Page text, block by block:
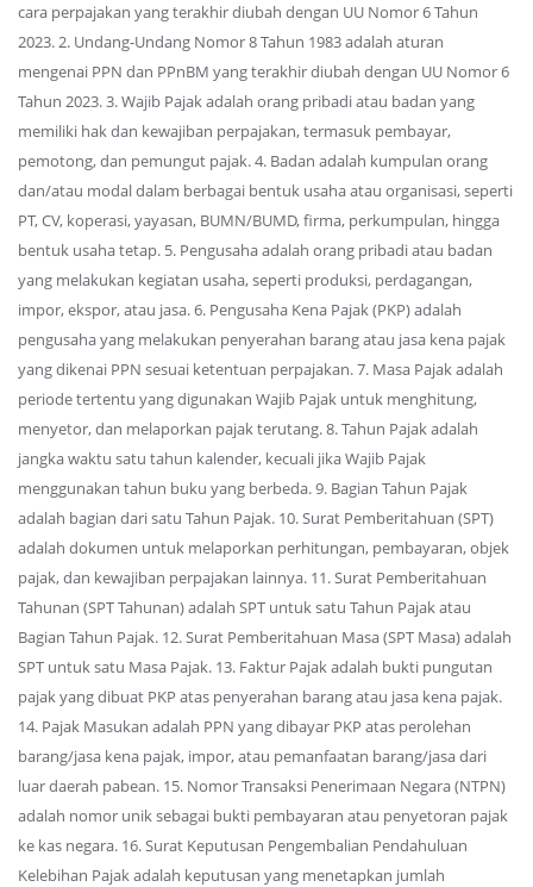
cara perpajakan yang terakhir diubah dengan UU Nomor 6 Tahun
2023. 2. Undang-Undang Nomor 8 Tahun 1983 adalah aturan
mengenai PPN dan PPnBM yang terakhir diubah dengan UU Nomor 6
Tahun 2023. 3. Wajib Pajak adalah orang pribadi atau badan yang
memiliki hak dan kewajiban perpajakan, termasuk pembayar,
pemotong, dan pemungut pajak. 4. Badan adalah kumpulan orang
dan/atau modal dalam berbagai bentuk usaha atau organisasi, seperti
PT, CV, koperasi, yayasan, BUMN/BUMD, firma, perkumpulan, hingga
bentuk usaha tetap. 5. Pengusaha adalah orang pribadi atau badan
yang melakukan kegiatan usaha, seperti produksi, perdagangan,
impor, ekspor, atau jasa. 6. Pengusaha Kena Pajak (PKP) adalah
pengusaha yang melakukan penyerahan barang atau jasa kena pajak
yang dikenai PPN sesuai ketentuan perpajakan. 7. Masa Pajak adalah
periode tertentu yang digunakan Wajib Pajak untuk menghitung,
menyetor, dan melaporkan pajak terutang. 8. Tahun Pajak adalah
jangka waktu satu tahun kalender, kecuali jika Wajib Pajak
menggunakan tahun buku yang berbeda. 9. Bagian Tahun Pajak
adalah bagian dari satu Tahun Pajak. 10. Surat Pemberitahuan (SPT)
adalah dokumen untuk melaporkan perhitungan, pembayaran, objek
pajak, dan kewajiban perpajakan lainnya. 11. Surat Pemberitahuan
Tahunan (SPT Tahunan) adalah SPT untuk satu Tahun Pajak atau
Bagian Tahun Pajak. 12. Surat Pemberitahuan Masa (SPT Masa) adalah
SPT untuk satu Masa Pajak. 13. Faktur Pajak adalah bukti pungutan
pajak yang dibuat PKP atas penyerahan barang atau jasa kena pajak.
14. Pajak Masukan adalah PPN yang dibayar PKP atas perolehan
barang/jasa kena pajak, impor, atau pemanfaatan barang/jasa dari
luar daerah pabean. 15. Nomor Transaksi Penerimaan Negara (NTPN)
adalah nomor unik sebagai bukti pembayaran atau penyetoran pajak
ke kas negara. 16. Surat Keputusan Pengembalian Pendahuluan
Kelebihan Pajak adalah keputusan yang menetapkan jumlah